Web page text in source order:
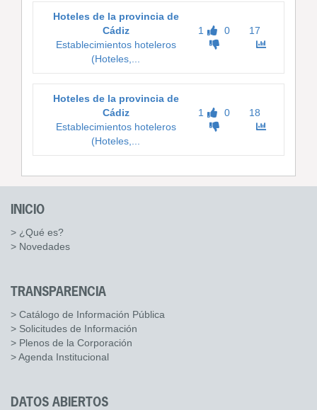
Hoteles de la provincia de
Cádiz
Establecimientos hoteleros
(Hoteles,...
1 0 17
Hoteles de la provincia de
Cádiz
Establecimientos hoteleros
(Hoteles,...
1 0 18
INICIO
> ¿Qué es?
> Novedades
TRANSPARENCIA
> Catálogo de Información Pública
> Solicitudes de Información
> Plenos de la Corporación
> Agenda Institucional
DATOS ABIERTOS